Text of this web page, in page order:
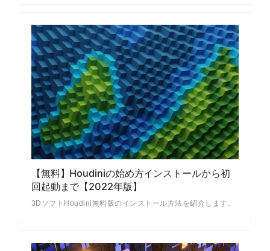
【無料】Houdiniの始め方インストールから初
回起動まで【2022年版】
3DソフトHoudini無料版のインストール方法を紹介します。